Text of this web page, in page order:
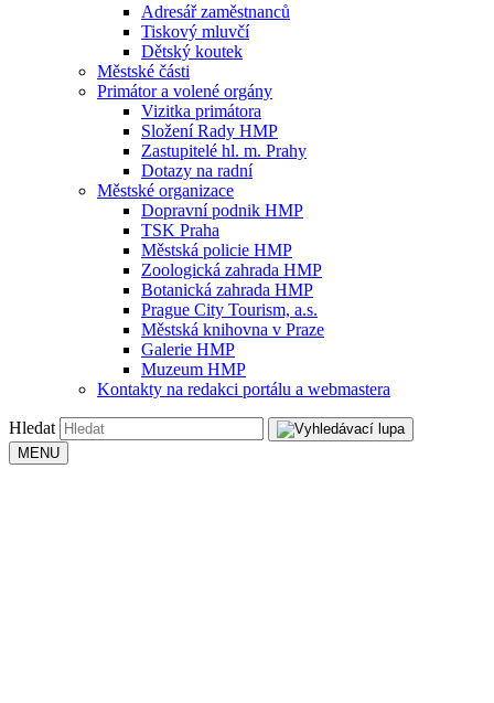
Adresář zaměstnanců
Tiskový mluvčí
Dětský koutek
Městské části
Primátor a volené orgány
Vizitka primátora
Složení Rady HMP
Zastupitelé hl. m. Prahy
Dotazy na radní
Městské organizace
Dopravní podnik HMP
TSK Praha
Městská policie HMP
Zoologická zahrada HMP
Botanická zahrada HMP
Prague City Tourism, a.s.
Městská knihovna v Praze
Galerie HMP
Muzeum HMP
Kontakty na redakci portálu a webmastera
Hledat
MENU